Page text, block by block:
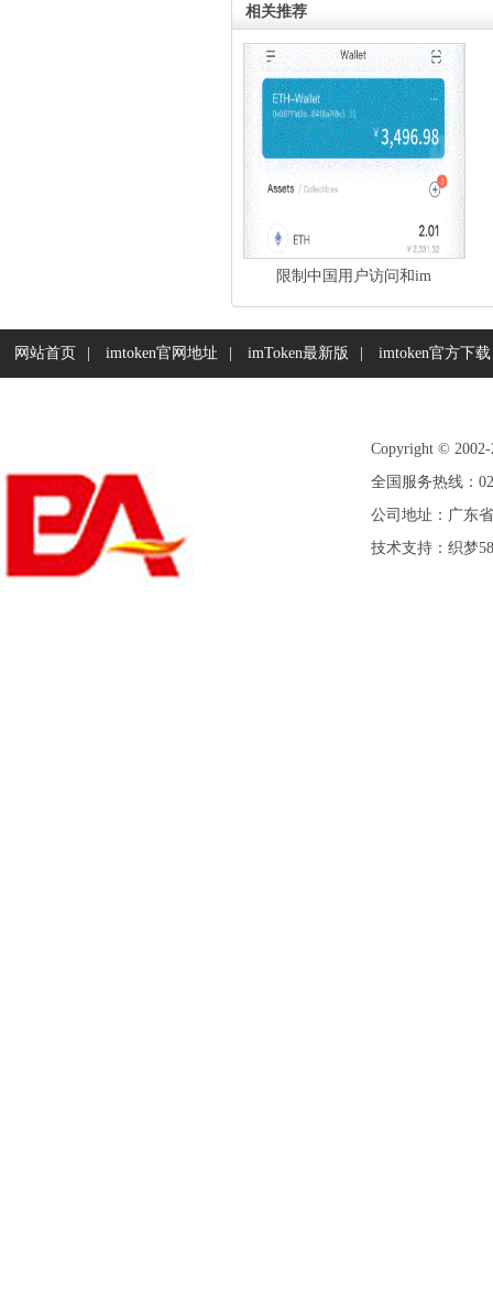
相关推荐
限制中国用户访问和im
网站首页 imtoken官网地址 imToken最新版 imtoken官方下载
Copyright ©
全国服务热线：
公司地址：广东
技术支持： 织梦58